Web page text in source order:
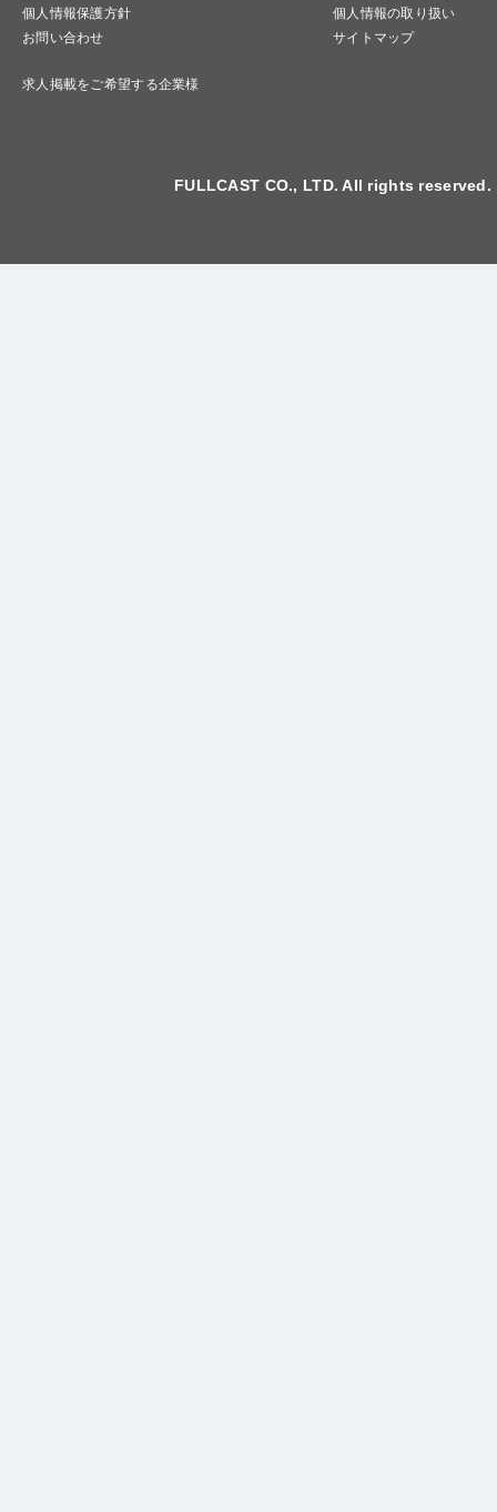
個人情報保護方針
個人情報の取り扱い
お問い合わせ
サイトマップ
求人掲載をご希望する企業様
FULLCAST CO., LTD. All rights reserved.